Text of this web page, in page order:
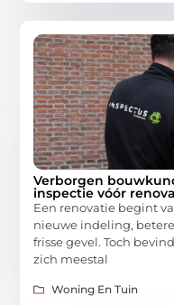
Verborgen
inspectie vóór
Een renovatie begint
nieuwe indeling,
frisse gevel. Toch
zich meestal
Woning En Tuin